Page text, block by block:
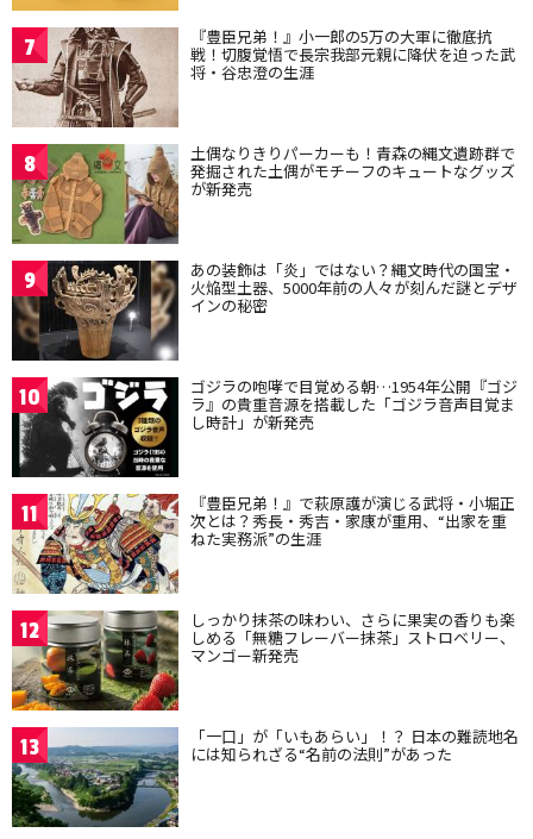
7 『豊臣兄弟！』小一郎の5万の大軍に徹底抗
戦！切腹覚悟で長宗我部元親に降伏を迫った武
将・谷忠澄の生涯
8 土偶なりきりパーカーも！青森の縄文遺跡群で
発掘された土偶がモチーフのキュートなグッズ
が新発売
9 あの装飾は「炎」ではない？縄文時代の国宝・
火焔型土器、5000年前の人々が刻んだ謎とデザ
インの秘密
10 ゴジラの咆哮で目覚める朝…1954年公開『ゴジ
ラ』の貴重音源を搭載した「ゴジラ音声目覚ま
し時計」が新発売
11 『豊臣兄弟！』で萩原護が演じる武将・小堀正
次とは？秀長・秀吉・家康が重用、“出家を重
ねた実務派”の生涯
12 しっかり抹茶の味わい、さらに果実の香りも楽
しめる「無糖フレーバー抹茶」ストロベリー、
マンゴー新発売
13 「一口」が「いもあらい」！？ 日本の難読地名
には知られざる“名前の法則”があった